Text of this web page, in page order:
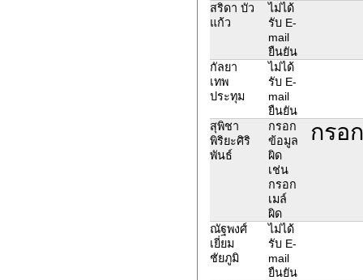
สริดา บัว
แก้ว
ไม่ได้
รับ E-
mail
ยืนยัน
กัลยา
เทพ
ประทุม
ไม่ได้
รับ E-
mail
ยืนยัน
สุพิชา
พิริยะศิริ
พันธ์
กรอก
ข้อมูล
ผิด
เช่น
กรอก
เมล์
ผิด
กรอ
ณัฐพงศ์
เยี่ยม
ชัยภูมิ
ไม่ได้
รับ E-
mail
ยืนยัน